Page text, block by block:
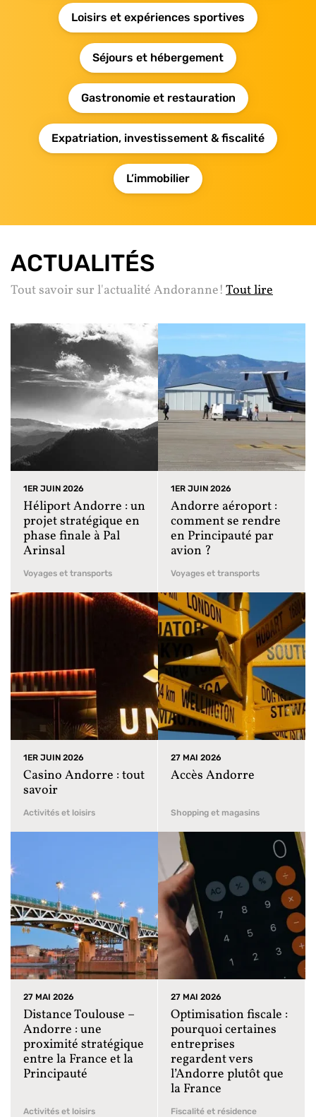
Loisirs et expériences sportives
Séjours et hébergement
Gastronomie et restauration
Expatriation, investissement & fiscalité
L’immobilier
ACTUALITÉS
Tout savoir sur l'actualité Andoranne! Tout lire
1ER JUIN 2026
Héliport Andorre : un
projet stratégique en
phase finale à Pal
Arinsal
Voyages et transports
1ER JUIN 2026
Andorre aéroport :
comment se rendre
en Principauté par
avion ?
Voyages et transports
1ER JUIN 2026
Casino Andorre : tout
savoir
Activités et loisirs
27 MAI 2026
Accès Andorre
Shopping et magasins
27 MAI 2026
Distance Toulouse –
Andorre : une
proximité stratégique
entre la France et la
Principauté
Activités et loisirs
27 MAI 2026
Optimisation fiscale :
pourquoi certaines
entreprises
regardent vers
l’Andorre plutôt que
la France
Fiscalité et résidence